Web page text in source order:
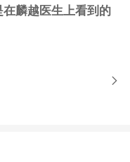
在麟越医生上看到的